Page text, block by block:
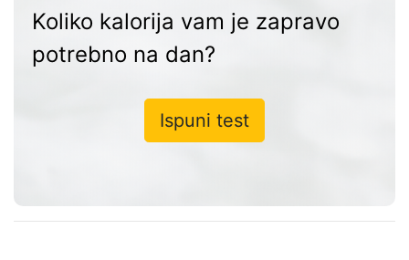
Koliko kalorija vam je zapravo
potrebno na dan?
Ispuni test